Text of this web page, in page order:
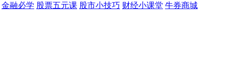
金融必学 股票五元课 股市小技巧 财经小课堂 牛券商城